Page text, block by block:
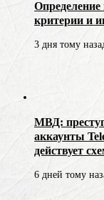
критерии и
3 дня тому
МВД:
аккаунты
действует
6 дней тому